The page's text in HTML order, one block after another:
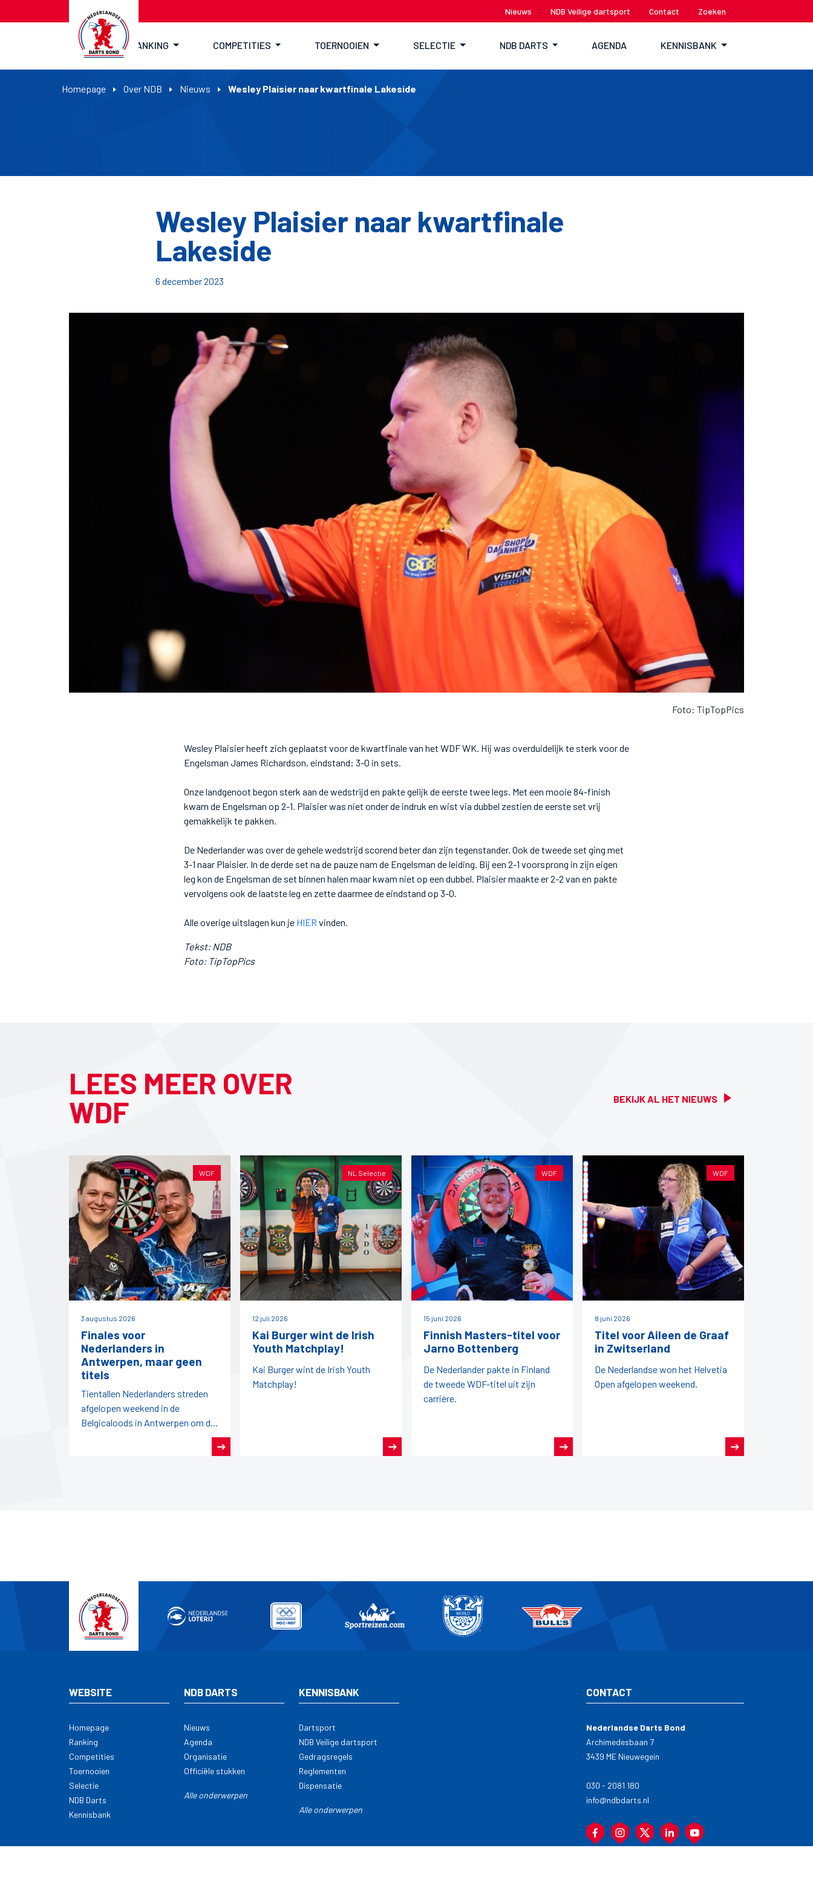
Nieuws NDB Veilige dartsport Contact Zoeken
RANKING COMPETITIES TOERNOOIEN SELECTIE NDB DARTS AGENDA KENNISBANK
Homepage Over NDB Nieuws Wesley Plaisier naar kwartfinale Lakeside
Wesley Plaisier naar kwartfinale
Lakeside
6 december 2023
Foto: TipTopPics
Wesley Plaisier heeft zich geplaatst voor de kwartfinale van het WDF WK. Hij was overduidelijk te sterk voor de
Engelsman James Richardson, eindstand: 3-0 in sets.
Onze landgenoot begon sterk aan de wedstrijd en pakte gelijk de eerste twee legs. Met een mooie 84-finish
kwam de Engelsman op 2-1. Plaisier was niet onder de indruk en wist via dubbel zestien de eerste set vrij
gemakkelijk te pakken.
De Nederlander was over de gehele wedstrijd scorend beter dan zijn tegenstander. Ook de tweede set ging met
3-1 naar Plaisier. In de derde set na de pauze nam de Engelsman de leiding. Bij een 2-1 voorsprong in zijn eigen
leg kon de Engelsman de set binnen halen maar kwam niet op een dubbel. Plaisier maakte er 2-2 van en pakte
vervolgens ook de laatste leg en zette daarmee de eindstand op 3-0.
Alle overige uitslagen kun je HIER vinden.
Tekst: NDB
Foto: TipTopPics
LEES MEER OVER
WDF
BEKIJK AL HET NIEUWS
WDF
3 augustus 2026
Finales voor
Nederlanders in
Antwerpen, maar geen
titels
Tientallen Nederlanders streden
afgelopen weekend in de
Belgicaloods in Antwerpen om de
titels tijdens het Open Antwerpen
NL Selectie
12 juli 2026
Kai Burger wint de Irish
Youth Matchplay!
Kai Burger wint de Irish Youth
Matchplay!
WDF
15 juni 2026
Finnish Masters-titel voor
Jarno Bottenberg
De Nederlander pakte in Finland
de tweede WDF-titel uit zijn
carrière.
WDF
8 juni 2026
Titel voor Aileen de Graaf
in Zwitserland
De Nederlandse won het Helvetia
Open afgelopen weekend.
WEBSITE
Homepage
Ranking
Competities
Toernooien
Selectie
NDB Darts
Kennisbank
NDB DARTS
Nieuws
Agenda
Organisatie
Officiële stukken
Alle onderwerpen
KENNISBANK
Dartsport
NDB Veilige dartsport
Gedragsregels
Reglementen
Dispensatie
Alle onderwerpen
CONTACT
Nederlandse Darts Bond
Archimedesbaan 7
3439 ME Nieuwegein
030 - 2081 180
info@ndbdarts.nl